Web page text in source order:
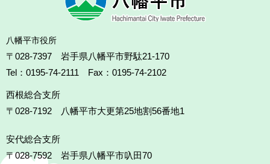
八幡平市役所
〒028-7397 岩手県八幡平市野駄21-170
Tel：0195-74-2111 Fax：0195-74-2102
西根総合支所
〒028-7192
八幡平市大更第25地割56番地1
安代総合支所
〒028-7592
岩手県八幡平市叺田70